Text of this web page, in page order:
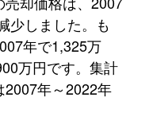
少しました。も
年で1,325万
万円です。集計
年～2022年